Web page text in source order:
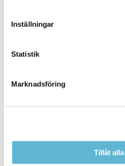
Inställningar
Statistik
Marknadsföring
Tillåt alla
GDPR
personuppgifter när du
behandlar. Det handlar om